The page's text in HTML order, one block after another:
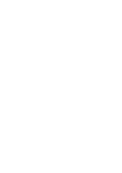
Agente
en planificación
reconocida como la
“Agente Vinculado
distingue a los diez
en función de los
2025.